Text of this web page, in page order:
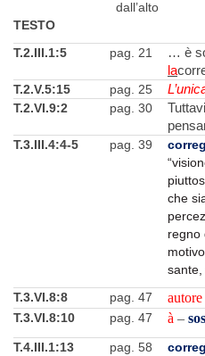
dall’alto
TESTO
T.2.III.1:5
pag. 21
… è
la
T.2.V.5:15
pag. 25
T.2.VI.9:2
pag. 30
T.3.III.4:4-5
pag. 39
che
regno
sante,
T.3.VI.8:8
pag. 47 autore
T.3.VI.8:10 pag. 47 à –
T.4.III.1:13 pag. 58